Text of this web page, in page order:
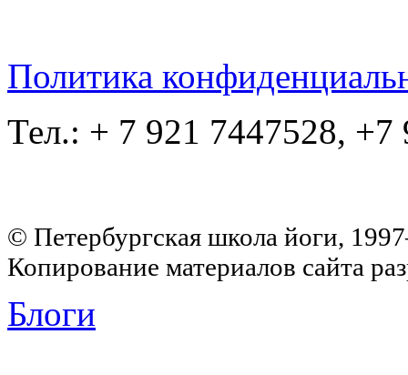
Политика
Тел.: + 7 921 7447528, +7
© Петербургская школа йоги,
Копирование материалов сайта
Блоги